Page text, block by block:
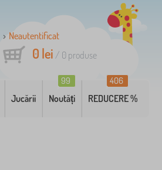
Neautentificat
0 lei / 0 produse
Jucării Noutăți
99
REDUCERE %
406